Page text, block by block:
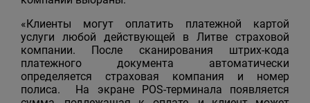
«Клиенты могут оплатить платежной картой
услуги любой действующей в Литве страховой
компании. После сканирования штрих-кода
платежного документа автоматически
определяется страховая компания и номер
полиса. На экране POS-терминала появляется